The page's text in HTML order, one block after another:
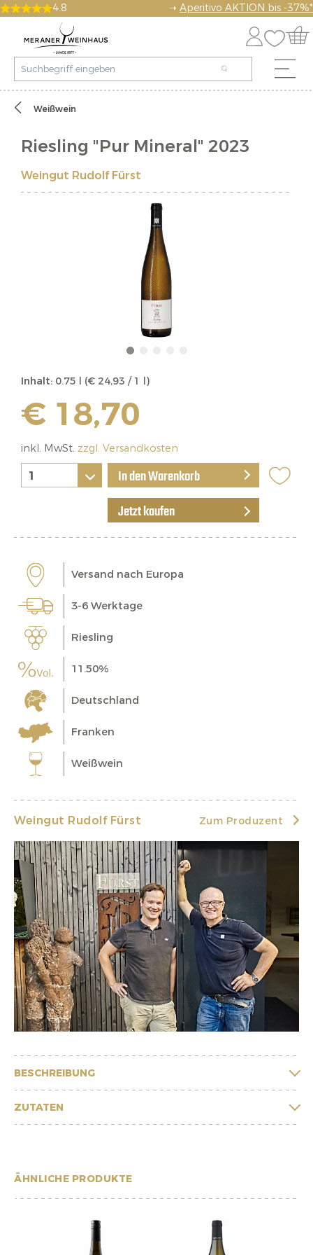
4.8 ➝ Aperitivo AKTION bis -37%*
Weißwein
Riesling "Pur Mineral" 2023
Weingut Rudolf Fürst
Inhalt: 0.75 l (€ 24,93 / 1 l)
€ 18,70
inkl. MwSt. zzgl. Versandkosten
In den Warenkorb
Jetzt kaufen
Versand nach Europa
3-6 Werktage
Riesling
11.50%
Deutschland
Franken
Weißwein
Weingut Rudolf Fürst Zum Produzent
BESCHREIBUNG
ZUTATEN
ÄHNLICHE PRODUKTE